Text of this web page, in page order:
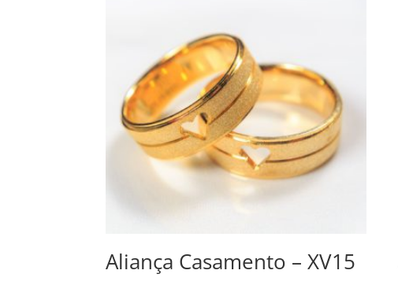
Aliança Casamento – XV15